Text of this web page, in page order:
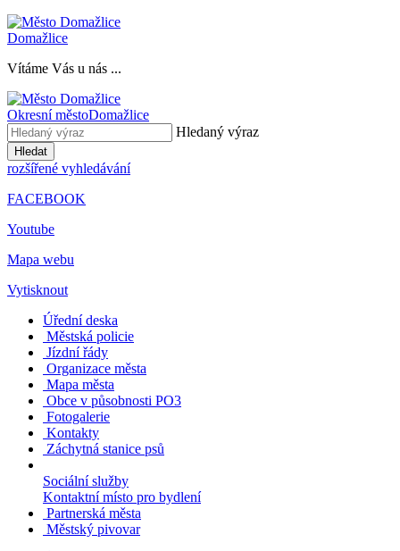
Domažlice
Vítáme Vás u nás ...
Okresní městoDomažlice
Hledaný výraz
Hledat
rozšířené vyhledávání
FACEBOOK
Youtube
Mapa webu
Vytisknout
Úřední deska
Městská policie
Jízdní řády
Organizace města
Mapa města
Obce v působnosti PO3
Fotogalerie
Kontakty
Záchytná stanice psů
Sociální služby
Kontaktní místo pro bydlení
Partnerská města
Městský pivovar